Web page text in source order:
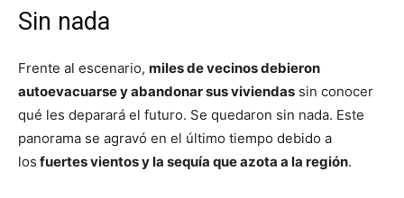
Sin nada
Frente al escenario, miles de vecinos debieron
autoevacuarse y abandonar sus viviendas sin conocer
qué les deparará el futuro. Se quedaron sin nada. Este
panorama se agravó en el último tiempo debido a
los fuertes vientos y la sequía que azota a la región.